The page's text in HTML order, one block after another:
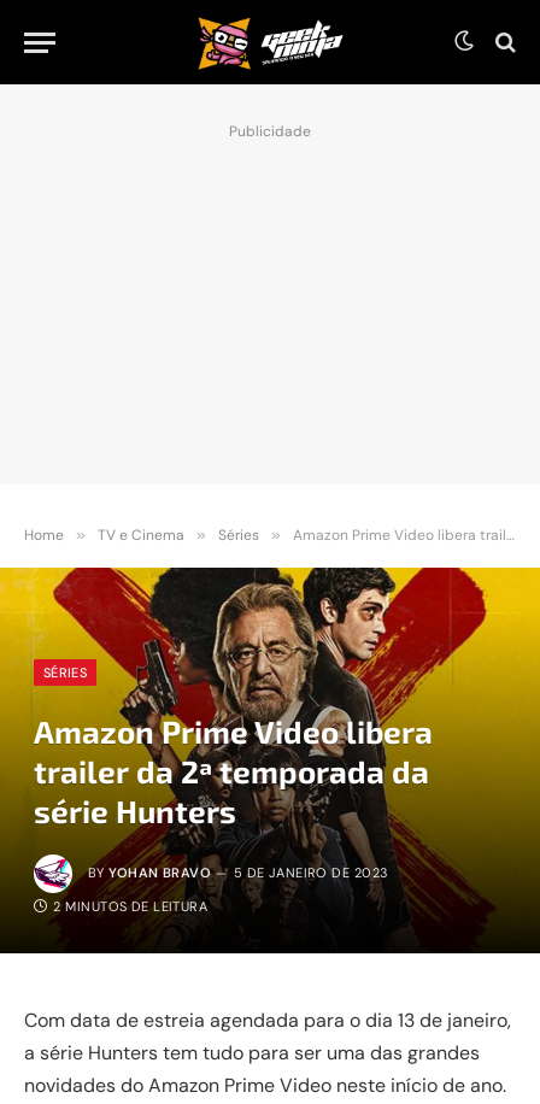
Publicidade
Home » TV e Cinema » Séries » Amazon Prime Video libera trailer da 2ª temporada da série Hunters
SÉRIES
Amazon Prime Video libera
trailer da 2ª temporada da
série Hunters
BY YOHAN BRAVO 5 DE JANEIRO DE 2023
2 MINUTOS DE LEITURA
Com data de estreia agendada para o dia 13 de janeiro,
a série Hunters tem tudo para ser uma das grandes
novidades do Amazon Prime Video neste início de ano.